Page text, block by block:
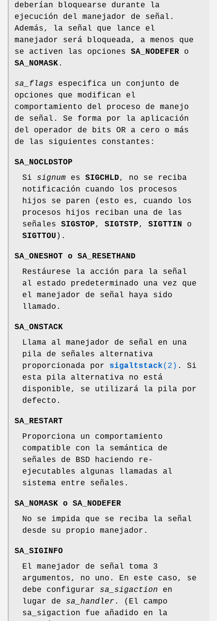
deberían bloquearse durante la
ejecución del manejador de señal.
Además, la señal que lance el
manejador será bloqueada, a menos que
se activen las opciones SA_NODEFER o
SA_NOMASK.
sa_flags especifica un conjunto de
opciones que modifican el
comportamiento del proceso de manejo
de señal. Se forma por la aplicación
del operador de bits OR a cero o más
de las siguientes constantes:
SA_NOCLDSTOP
Si signum es SIGCHLD, no se reciba
notificación cuando los procesos
hijos se paren (esto es, cuando los
procesos hijos reciban una de las
señales SIGSTOP, SIGTSTP, SIGTTIN
o
SIGTTOU ).
SA_ONESHOT o SA_RESETHAND
Restáurese la acción para la señal
al estado predeterminado una vez que
el manejador de señal haya sido
llamado.
SA_ONSTACK
Llama al manejador de señal en una
pila de señales alternativa
proporcionada por sigaltstack(2) . Si
esta pila alternativa no está
disponible, se utilizará la pila por
defecto.
SA_RESTART
Proporciona un comportamiento
compatible con la semántica de
señales de BSD haciendo re-
ejecutables algunas llamadas al
sistema entre señales.
SA_NOMASK o SA_NODEFER
No se impida que se reciba la señal
desde su propio manejador.
SA_SIGINFO
El manejador de señal toma 3
argumentos, no uno. En este caso, se
debe configurar sa_sigaction en
lugar de sa_handler . (El campo
sa_sigaction fue añadido en la